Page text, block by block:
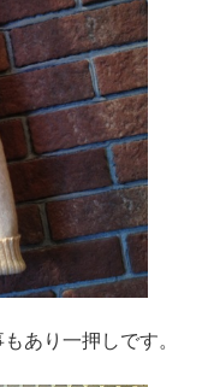
あり一押しです。